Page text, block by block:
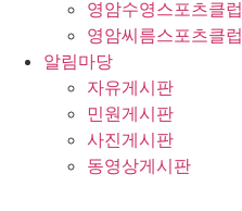
영암수영스포츠클럽
영암씨름스포츠클럽
알림마당
자유게시판
민원게시판
사진게시판
동영상게시판